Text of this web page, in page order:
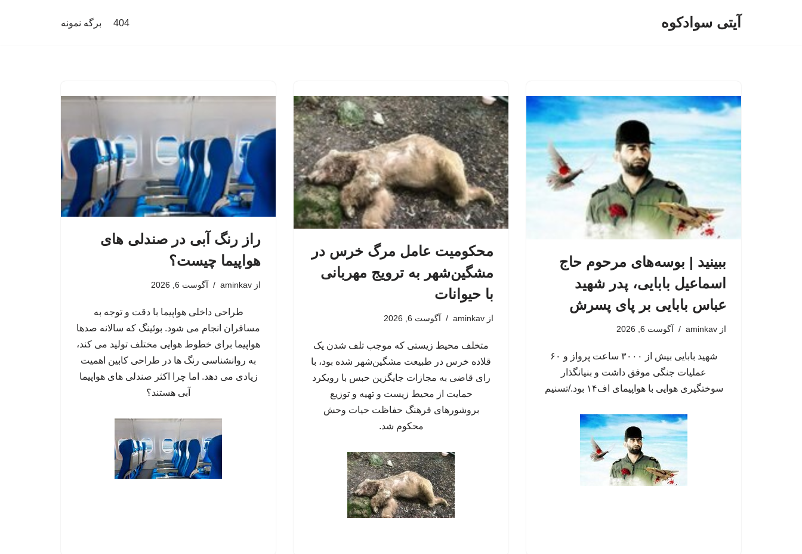
آیتی سوادکوه 404 برگه نمونه
ببینید | بوسه‌های مرحوم حاج
اسماعیل بابایی، پدر شهید
عباس بابایی بر پای پسرش
از aminkav آگوست 6, 2026
شهید بابایی بیش از ۳۰۰۰ ساعت پرواز و ۶۰
عملیات جنگی موفق داشت و بنیانگذار
سوختگیری هوایی با هواپیمای اف۱۴ بود./تسنیم
محکومیت عامل مرگ خرس در
مشگین‌شهر به ترویج مهربانی
با حیوانات
از aminkav آگوست 6, 2026
متخلف محیط زیستی که موجب تلف شدن یک
قلاده خرس در طبیعت مشگین‌شهر شده بود، با
رای قاضی به مجازات جایگزین حبس با رویکرد
حمایت از محیط زیست و تهیه و توزیع
بروشورهای فرهنگ حفاظت حیات وحش
محکوم شد.
راز رنگ آبی در صندلی های
هواپیما چیست؟
از aminkav آگوست 6, 2026
طراحی داخلی هواپیما با دقت و توجه به
مسافران انجام می شود. بوئینگ که سالانه صدها
هواپیما برای خطوط هوایی مختلف تولید می کند،
به روانشناسی رنگ ها در طراحی کابین اهمیت
زیادی می دهد. اما چرا اکثر صندلی های هواپیما
آبی هستند؟